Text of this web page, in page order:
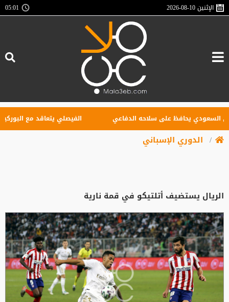
الإثنين2026-08-10
05:01
يحافظ على سلاحه الدفاعي الفيصلي يتعاقد مع البوركيني
الدوري الإسباني
الريال يستضيف أتلتيكو في قمة نارية